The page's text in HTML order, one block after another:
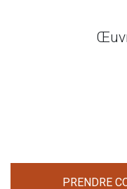
PRENDRE